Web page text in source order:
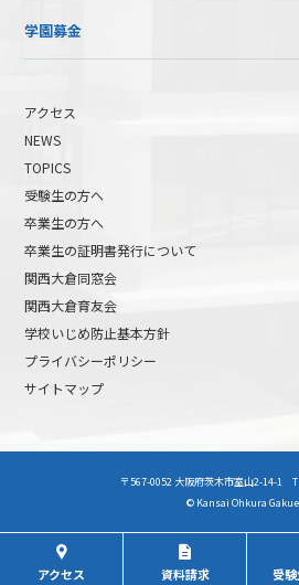
アクセス 資料請求 受
高校受験について
中学受験について
学園募金
アクセス
NEWS
TOPICS
受験生の方へ
卒業生の方へ
卒業生の証明書発行について
関西大倉同窓会
関西大倉育友会
学校いじめ防止基本方針
プライバシーポリシー
サイトマップ
〒567-0052 大阪府茨木市室山2-14-1
© Kansai Ohkura